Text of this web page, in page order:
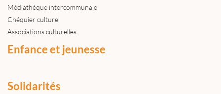
Médiathèque intercommunale
Chéquier culturel
Associations culturelles
Enfance et jeunesse
Solidarités